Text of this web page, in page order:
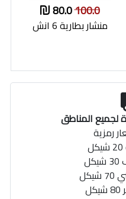
100.0
80.0
منشار بطارية 6 انش
لجميع المناطق
رمزية